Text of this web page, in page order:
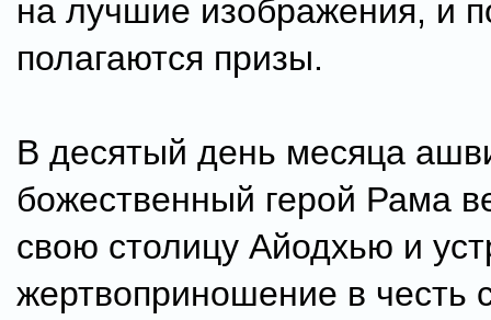
на лучшие изображения, и
полагаются призы.
В десятый день месяца
божественный герой Рама
свою столицу Айодхью и
жертвоприношение в честь